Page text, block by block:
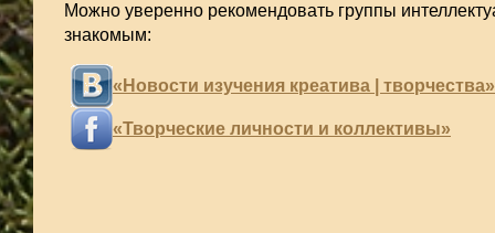
Можно уверенно рекомендовать группы
знакомым:
«Новости изучения креатива | творчества»
«Творческие личности и коллективы»